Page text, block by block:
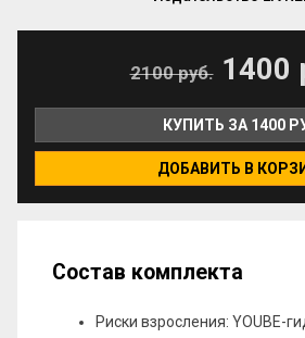
2100 руб.1400
КУПИТЬ ЗА 1400
ДОБАВИТЬ В
Состав комплекта
Риски взросления: YOUBE-